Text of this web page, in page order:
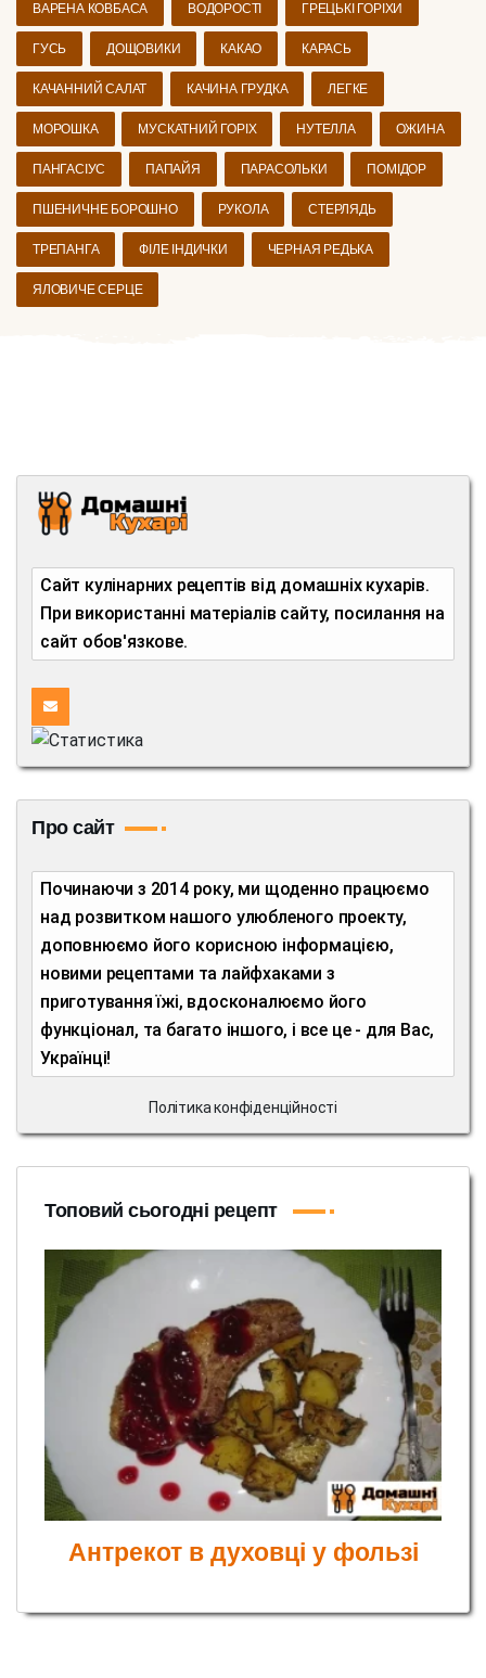
ВАРЕНА КОВБАСА ВОДОРОСТІ ГРЕЦЬКІ ГОРІХИ
ГУСЬ ДОЩОВИКИ КАКАО КАРАСЬ
КАЧАННИЙ САЛАТ КАЧИНА ГРУДКА ЛЕГКЕ
МОРОШКА МУСКАТНИЙ ГОРІХ НУТЕЛЛА ОЖИНА
ПАНГАСІУС ПАПАЙЯ ПАРАСОЛЬКИ ПОМІДОР
ПШЕНИЧНЕ БОРОШНО РУКОЛА СТЕРЛЯДЬ
ТРЕПАНГА ФІЛЕ ІНДИЧКИ ЧЕРНАЯ РЕДЬКА
ЯЛОВИЧЕ СЕРЦЕ
Сайт кулінарних рецептів від домашніх кухарів.
При використанні матеріалів сайту, посилання на
сайт обов'язкове.
Про сайт
Починаючи з 2014 року, ми щоденно працюємо
над розвитком нашого улюбленого проекту,
доповнюємо його корисною інформацією,
новими рецептами та лайфхаками з
приготування їжі, вдосконалюємо його
функціонал, та багато іншого, і все це - для Вас,
Українці!
Політика конфіденційності
Топовий сьогодні рецепт
Антрекот в духовці у фользі